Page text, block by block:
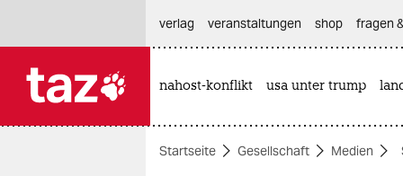
themen
verlag
veranstaltungen shop fragen
nahost-konflikt usa unter trump
Startseite Gesellschaft Medien